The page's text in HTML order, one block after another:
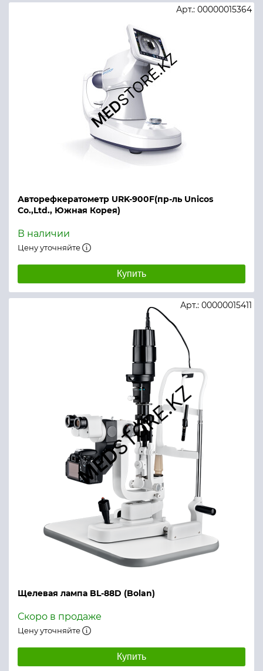
Авторефкератометр URK-900F(пр-ль Unicos
Co.,Ltd., Южная Корея)
Арт.: 00000015364
В наличии
Цену уточняйте
Купить
Щелевая лампа BL-88D (Bolan)
Арт.: 00000015411
Скоро в продаже
Цену уточняйте
Купить